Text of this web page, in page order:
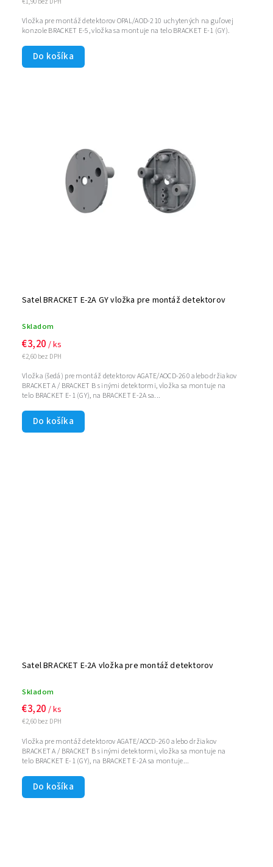
Do košíka
Vložka pre montáž detektorov OPAL/AOD-210 uchytených na guľovej
konzole BRACKET E-5, vložka sa montuje na telo BRACKET E-1 (GY).
Satel BRACKET E-2A GY vložka pre montáž detektorov
Skladom
€2,60 bez DPH
€3,20 / ks
Do košíka
Vložka (šedá) pre montáž detektorov AGATE/AOCD-260 alebo držiakov
BRACKET A / BRACKET B s inými detektormi, vložka sa montuje na
telo BRACKET E-1 (GY), na BRACKET E-2A sa...
Satel BRACKET E-2A vložka pre montáž detektorov
Skladom
€2,60 bez DPH
€3,20 / ks
Do košíka
Vložka pre montáž detektorov AGATE/AOCD-260 alebo držiakov
BRACKET A / BRACKET B s inými detektormi, vložka sa montuje na
telo BRACKET E-1 (GY), na BRACKET E-2A sa montuje...